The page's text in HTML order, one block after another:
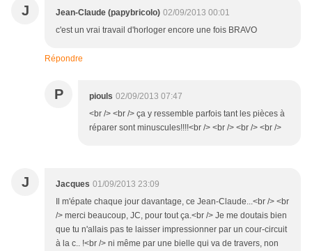
J Jean-Claude (papybricolo) 02/09/2013 00:01
c'est un vrai travail d'horloger encore une fois BRAVO
Répondre
P piouls 02/09/2013 07:47
<br /> <br /> ça y ressemble parfois tant les pièces à
réparer sont minuscules!!!!<br /> <br /> <br /> <br />
J Jacques 01/09/2013 23:09
Il m'épate chaque jour davantage, ce Jean-Claude...<br /> <br
/> merci beaucoup, JC, pour tout ça.<br /> Je me doutais bien
que tu n'allais pas te laisser impressionner par un cour-circuit
à la c.. !<br /> ni même par une bielle qui va de travers, non